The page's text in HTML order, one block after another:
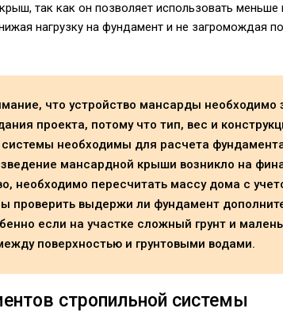
так как он позволяет использовать меньше
нагрузку на фундамент и не загромождая
что устройство мансарды необходимо
проекта, потому что тип, вес и
системы необходимы для расчета
мансардной крыши возникло на
необходимо пересчитать массу дома с
проверить выдержи ли фундамент
если на участке сложный грунт и
поверхностью и грунтовыми водами.
стропильной системы